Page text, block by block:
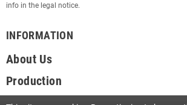
info in the legal notice.
INFORMATION
About Us
Production